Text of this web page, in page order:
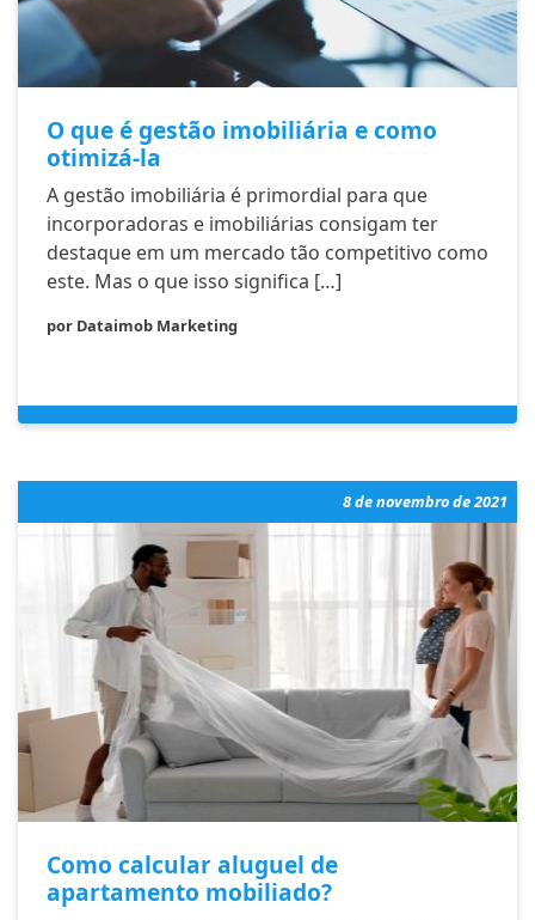
O que é gestão imobiliária e como
otimizá-la
A gestão imobiliária é primordial para que
incorporadoras e imobiliárias consigam ter
destaque em um mercado tão competitivo como
este. Mas o que isso significa […]
por Dataimob Marketing
8 de novembro de 2021
Como calcular aluguel de
apartamento mobiliado?